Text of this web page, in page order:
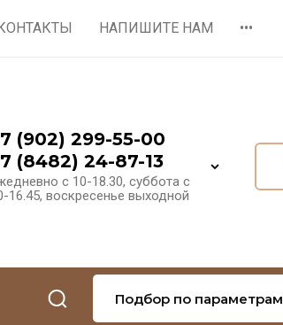
НАПИШИТЕ НАМ •••
(902) 299-55-00
(8482) 24-87-13
с 10-18.30, суббота с
16.45, воскресенье выходной
Подбор по параметрам